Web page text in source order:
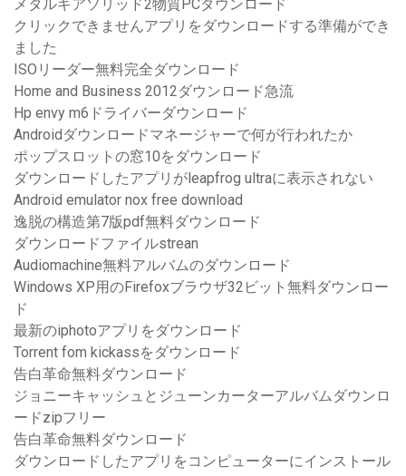
メタルギアソリッド2物質PCダウンロード
クリックできませんアプリをダウンロードする準備ができ
ました
ISOリーダー無料完全ダウンロード
Home and Business 2012ダウンロード急流
Hp envy m6ドライバーダウンロード
Androidダウンロードマネージャーで何が行われたか
ポップスロットの窓10をダウンロード
ダウンロードしたアプリがleapfrog ultraに表示されない
Android emulator nox free download
逸脱の構造第7版pdf無料ダウンロード
ダウンロードファイルstrean
Audiomachine無料アルバムのダウンロード
Windows XP用のFirefoxブラウザ32ビット無料ダウンロー
ド
最新のiphotoアプリをダウンロード
Torrent fom kickassをダウンロード
告白革命無料ダウンロード
ジョニーキャッシュとジューンカーターアルバムダウンロ
ードzipフリー
告白革命無料ダウンロード
ダウンロードしたアプリをコンピューターにインストール